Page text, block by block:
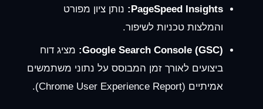
PageSpeed Insights:
נותן ציון מפורט
והמלצות טכניות לשיפור.
Google Search Console (GSC):
מציג דוח
ביצועים לאורך זמן המבוסס על נתוני משתמשים
אמיתיים (Chrome User Experience Report).